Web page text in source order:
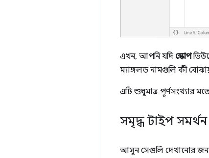
এখন, আপনি যদি স্কোপ
ম্যাঙ্গলড নামগুলি কী
এটি শুধুমাত্র পূর্ণসংখ্যার
সমৃদ্ধ টাইপ সমর্থন
আসুন সেগুলি দেখানোর